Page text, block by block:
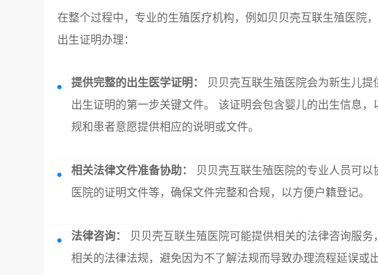
在整个过程中，专业的生殖医疗机构，例如贝贝壳互联生殖医院
出生证明办理：
提供完整的出生医学证明：
贝贝壳互联生殖医院会为新生儿
出生证明的第一步关键文件。 该证明会包含婴儿的出生信息
规和患者意愿提供相应的说明或文件。
相关法律文件准备协助：
贝贝壳互联生殖医院的专业人员可以
医院的证明文件等，确保文件完整和合规，以方便户籍登记。
法律咨询：
贝贝壳互联生殖医院可能提供相关的法律咨询服
相关的法律法规，避免因为不了解法规而导致办理流程延误或出